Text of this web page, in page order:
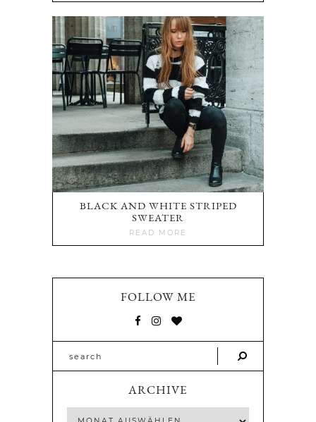
BLACK AND WHITE STRIPED
SWEATER
READ MORE
FOLLOW ME
ARCHIVE